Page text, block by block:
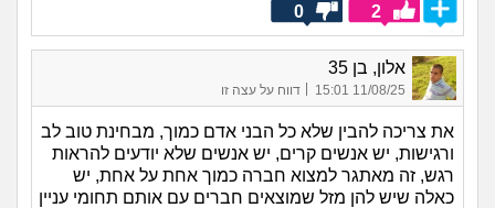
2
0
אלון, בן 35
11/08/25 15:01
| דווח על עצה זו
את צריכה להבין שלא כל הבני אדם כמוך, מבחינת טוב לב
ורגישות, יש אנשים קרים, יש אנשים שלא יודעים להראות
רגש, זה מאתגר למצוא חברה כמוך אחת על אחת, יש
כאלה שיש להן מזל שמוצאים חברים עם אותם תחומי עניין